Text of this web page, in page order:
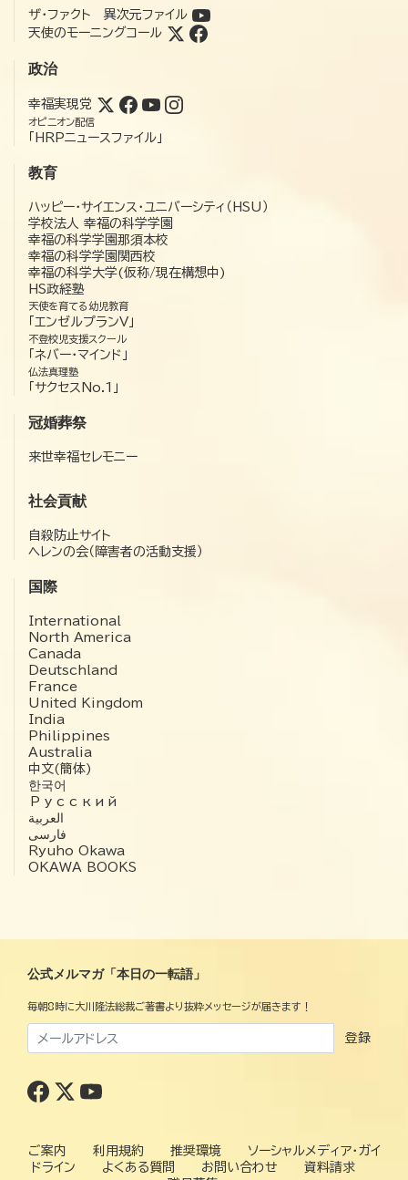
ザ・ファクト 異次元ファイル
天使のモーニングコール
政治
幸福実現党
オピニオン配信
「HRPニュースファイル」
教育
ハッピー・サイエンス・ユニバーシティ（HSU）
学校法人 幸福の科学学園
幸福の科学学園那須本校
幸福の科学学園関西校
幸福の科学大学(仮称/現在構想中)
HS政経塾
天使を育てる幼児教育
「エンゼルプランV」
不登校児支援スクール
「ネバー・マインド」
仏法真理塾
「サクセスNo.1」
冠婚葬祭
来世幸福セレモニー
社会貢献
自殺防止サイト
ヘレンの会（障害者の活動支援）
国際
International
North America
Canada
Deutschland
France
United Kingdom
India
Philippines
Australia
中文(簡体)
한국어
Русский
العربية‏
فارسی
Ryuho Okawa
OKAWA BOOKS
公式メルマガ「本日の一転語」
毎朝8時に大川隆法総裁ご著書より抜粋メッセージが届きます！
登録
ご案内 利用規約 推奨環境
ソーシャルメディア・ガイ
ドライン
よくある質問 お問い合わせ
資料請求